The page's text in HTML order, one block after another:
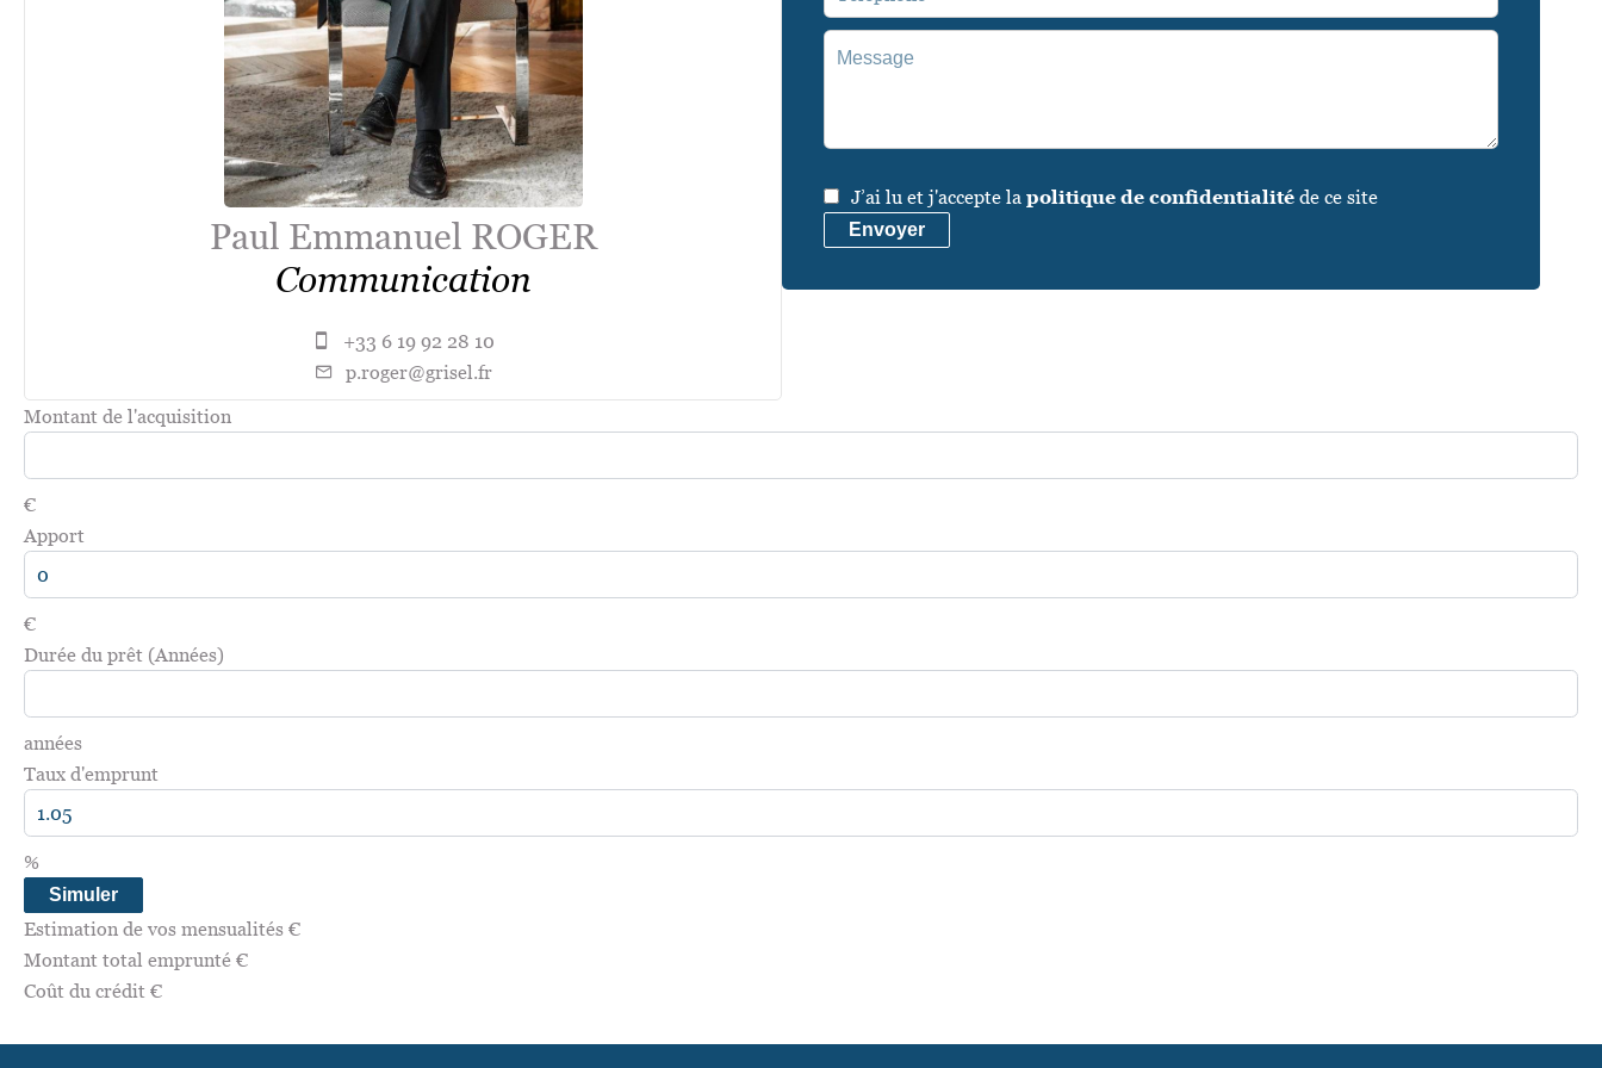
Paul Emmanuel ROGER
Communication
+33 6 19 92 28 10
p.roger@grisel.fr
J’ai lu et j'accepte la politique de confidentialité de ce site
Envoyer
Montant de l'acquisition
€
Apport
€
Durée du prêt (Années)
années
Taux d'emprunt
%
Simuler
Estimation de vos mensualités €
Montant total emprunté €
Coût du crédit €